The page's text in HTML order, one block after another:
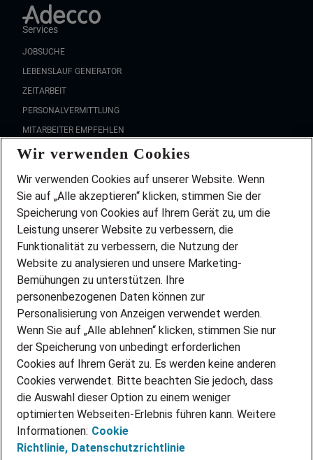
Services
JOBSUCHE
LEBENSLAUF GENERATOR
ZEITARBEIT
PERSONALVERMITTLUNG
MITARBEITER EMPFEHLEN
FAQ
Wir stellen ein!
DEINE BERUFSGRUPPE
DEINE LEBENSSITUATION
PARTNERSHIP WITH AIRBUS
INITIATIV BEWERBEN
ÜBER UNS
STANDORTE
BLOG
PRESSE
KONTAKT
@Adecco 2026
IMPRESSUM
DATENSCHUTZ
Wir verwenden Cookies
Wir verwenden Cookies auf unserer Website. Wenn
Sie auf „Alle akzeptieren“ klicken, stimmen Sie der
Speicherung von Cookies auf Ihrem Gerät zu, um die
Leistung unserer Website zu verbessern, die
Funktionalität zu verbessern, die Nutzung der
Website zu analysieren und unsere Marketing-
Bemühungen zu unterstützen. Ihre
personenbezogenen Daten können zur
Personalisierung von Anzeigen verwendet werden.
Wenn Sie auf „Alle ablehnen“ klicken, stimmen Sie nur
der Speicherung von unbedingt erforderlichen
Cookies auf Ihrem Gerät zu. Es werden keine anderen
Cookies verwendet. Bitte beachten Sie jedoch, dass
die Auswahl dieser Option zu einem weniger
optimierten Webseiten-Erlebnis führen kann. Weitere
Informationen: Cookie
Richtlinie, Datenschutzrichtlinie